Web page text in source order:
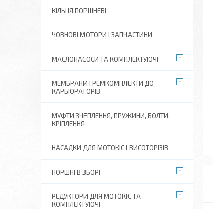
КІЛЬЦЯ ПОРШНЕВІ
ЧОВНОВІ МОТОРИ І ЗАПЧАСТИНИ
МАСЛОНАСОСИ ТА КОМПЛЕКТУЮЧІ
МЕМБРАНИ І РЕМКОМПЛЕКТИ ДО
КАРБЮРАТОРІВ
МУФТИ ЗЧЕПЛЕННЯ, ПРУЖИНИ, БОЛТИ,
КРІПЛЕННЯ
НАСАДКИ ДЛЯ МОТОКІС І ВИСОТОРІЗІВ
ПОРШНІ В ЗБОРІ
РЕДУКТОРИ ДЛЯ МОТОКІС ТА
КОМПЛЕКТУЮЧІ